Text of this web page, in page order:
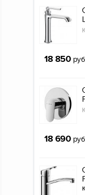
18 850 руб
18 690 руб